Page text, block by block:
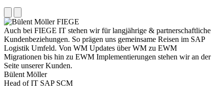
Auch bei FIEGE IT stehen wir für langjährige & partnerschaftliche
Kundenbeziehungen. So prägen uns gemeinsame Reisen im SAP
Logistik Umfeld. Von WM Updates über WM zu EWM
Migrationen bis hin zu EWM Implementierungen stehen wir an der
Seite unserer Kunden.
Bülent Möller
Head of IT SAP SCM